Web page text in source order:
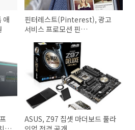
애
핀터레스트(Pinterest), 광고
서비스 프로모션 핀
ASUS, Z97 칩셋 마더보드 풀라